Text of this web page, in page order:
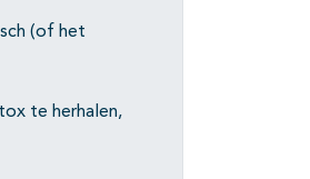
(of het
te herhalen,